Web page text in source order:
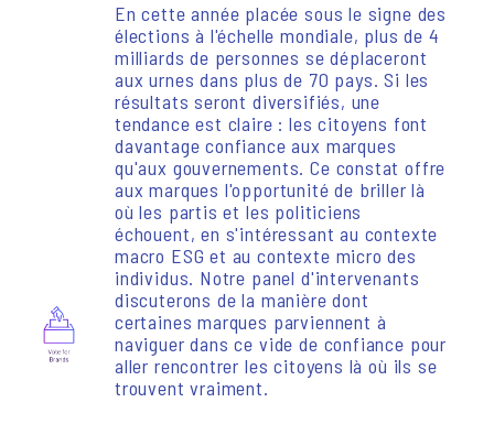
En cette année placée sous le signe des
élections à l'échelle mondiale, plus de 4
milliards de personnes se déplaceront
aux urnes dans plus de 70 pays. Si les
résultats seront diversifiés, une
tendance est claire : les citoyens font
davantage confiance aux marques
qu'aux gouvernements. Ce constat offre
aux marques l'opportunité de briller là
où les partis et les politiciens
échouent, en s'intéressant au contexte
macro ESG et au contexte micro des
individus. Notre panel d'intervenants
discuterons de la manière dont
certaines marques parviennent à
naviguer dans ce vide de confiance pour
aller rencontrer les citoyens là où ils se
trouvent vraiment.